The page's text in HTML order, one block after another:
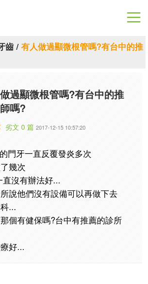
齒/ 有人做過顯微根管嗎?有台中的推
過顯微根管嗎?有台中的推
嗎?
劣文 0 篇 2017-12-15 10:57:20
門牙一直反覆發炎多次
幾次
沒有辦法好...
說他們沒有設備可以再做下去
...
個有健保嗎?台中有推薦的診所
好...